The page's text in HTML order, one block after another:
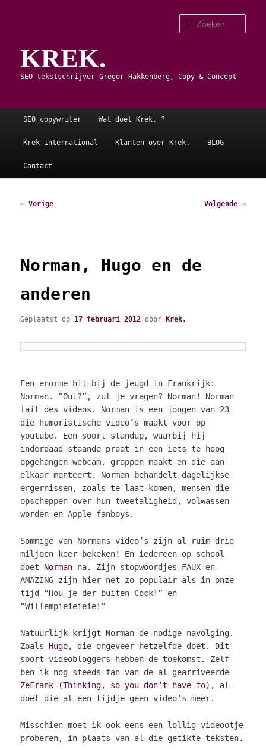
primaire
inhoudKREK.
SEO tekstschrijver Gregor Hakkenberg, Copy & Concept
Hoofdmenu
SEO copywriter Wat doet Krek. ?
Krek International Klanten over Krek. BLOG
Contact
Bericht
← Vorige Volgende →
Norman, Hugo en de
anderen
Geplaatst op 17 februari 2012 doorKrek.
Een enorme hit bij de jeugd in Frankrijk:
Norman. “Oui?”, zul je vragen? Norman! Norman
fait des videos. Norman is een jongen van 23
die humoristische video’s maakt voor op
youtube. Een soort standup, waarbij hij
inderdaad staande praat in een iets te hoog
opgehangen webcam, grappen maakt en die aan
elkaar monteert. Norman behandelt dagelijkse
ergernissen, zoals te laat komen, mensen die
opscheppen over hun tweetaligheid, volwassen
worden en Apple fanboys.
Sommige van Normans video’s zijn al ruim drie
miljoen keer bekeken! En iedereen op school
doet Norman na. Zijn stopwoordjes FAUX en
AMAZING zijn hier net zo populair als in onze
tijd “Hou je der buiten Cock!” en
“Willempieieieie!”
Natuurlijk krijgt Norman de nodige navolging.
Zoals Hugo, die ongeveer hetzelfde doet. Dit
soort videobloggers hebben de toekomst. Zelf
ben ik nog steeds fan van de al gearriveerde
ZeFrank (Thinking, so you don’t have to) , al
doet die al een tijdje geen video’s meer.
Misschien moet ik ook eens een lollig videootje
proberen, in plaats van al die getikte teksten.